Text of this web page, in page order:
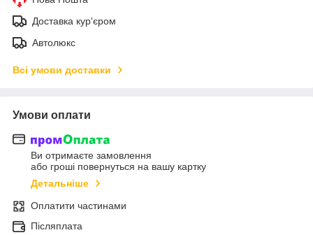
Доставка кур'єром
Автолюкс
Всі умови доставки
Умови оплати
Ви отримаєте замовлення
або гроші повернуться на вашу картку
Детальніше
Оплатити частинами
Післяплата